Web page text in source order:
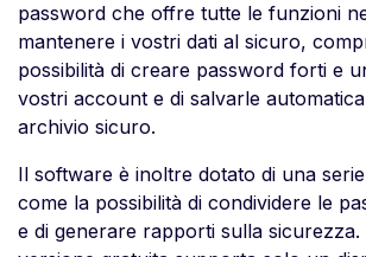
password che offre tutte le funzioni
mantenere i vostri dati al sicuro,
possibilità di creare password forti e
vostri account e di salvarle
archivio sicuro.
Il software è inoltre dotato di una
come la possibilità di condividere le
e di generare rapporti sulla sicurezza.